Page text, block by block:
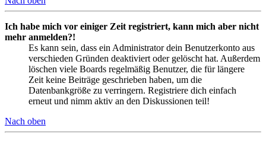
Ich habe mich vor einiger Zeit registriert, kann mich aber nicht
mehr anmelden?!
Es kann sein, dass ein Administrator dein Benutzerkonto aus
verschieden Gründen deaktiviert oder gelöscht hat. Außerdem
löschen viele Boards regelmäßig Benutzer, die für längere
Zeit keine Beiträge geschrieben haben, um die
Datenbankgröße zu verringern. Registriere dich einfach
erneut und nimm aktiv an den Diskussionen teil!
Nach oben